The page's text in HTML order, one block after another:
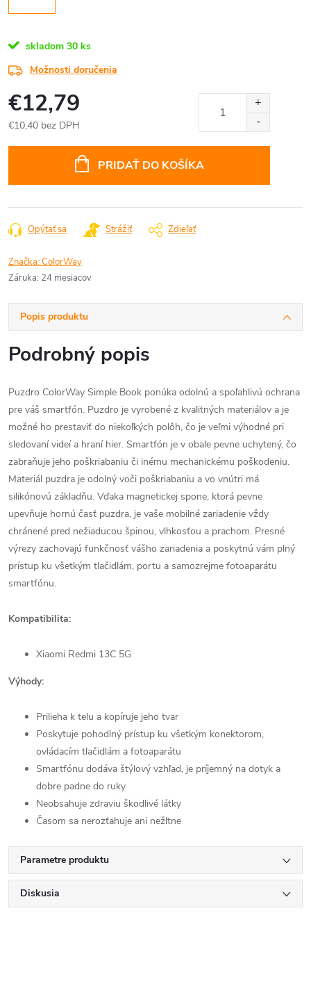
skladom 30 ks
Možnosti doručenia
€12,79
€10,40 bez DPH
PRIDAŤ DO KOŠÍKA
Opýtať sa Strážiť Zdieľať
Značka:ColorWay
Záruka: 24 mesiacov
Popis produktu
Podrobný popis
Puzdro ColorWay Simple Book ponúka odolnú a spoľahlivú ochrana
pre váš smartfón. Puzdro je vyrobené z kvalitných materiálov a je
možné ho prestaviť do niekoľkých polôh, čo je veľmi výhodné pri
sledovaní videí a hraní hier. Smartfón je v obale pevne uchytený, čo
zabraňuje jeho poškriabaniu či inému mechanickému poškodeniu.
Materiál puzdra je odolný voči poškriabaniu a vo vnútri má
silikónovú základňu. Vďaka magnetickej spone, ktorá pevne
upevňuje hornú časť puzdra, je vaše mobilné zariadenie vždy
chránené pred nežiaducou špinou, vlhkosťou a prachom. Presné
výrezy zachovajú funkčnosť vášho zariadenia a poskytnú vám plný
prístup ku všetkým tlačidlám, portu a samozrejme fotoaparátu
smartfónu.
Kompatibilita:
Xiaomi Redmi 13C 5G
Výhody:
Prilieha k telu a kopíruje jeho tvar
Poskytuje pohodlný prístup ku všetkým konektorom,
ovládacím tlačidlám a fotoaparátu
Smartfónu dodáva štýlový vzhľad, je príjemný na dotyk a
dobre padne do ruky
Neobsahuje zdraviu škodlivé látky
Časom sa nerozťahuje ani nežltne
Parametre produktu
Diskusia